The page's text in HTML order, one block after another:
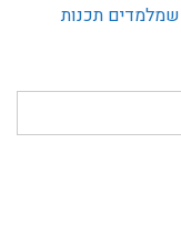
תכנות